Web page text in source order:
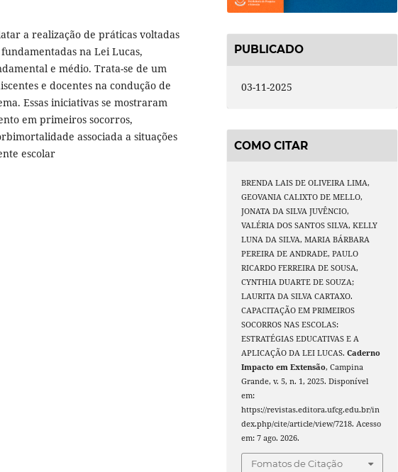
a realização de práticas voltadas
na Lei Lucas,
e médio. Trata-se de um
e docentes na condução de
Essas iniciativas se mostraram
em primeiros socorros,
associada a situações
escolar
PUBLICADO
03-11-2025
COMO CITAR
BRENDA LAIS DE OLIVEIRA LIMA,
GEOVANIA CALIXTO DE MELLO,
JONATA DA SILVA JUVÊNCIO,
VALÉRIA DOS SANTOS SILVA, KELLY
LUNA DA SILVA, MARIA BÁRBARA
PEREIRA DE ANDRADE, PAULO
RICARDO FERREIRA DE SOUSA,
CYNTHIA DUARTE DE SOUZA;
LAURITA DA SILVA CARTAXO.
CAPACITAÇÃO EM PRIMEIROS
SOCORROS NAS ESCOLAS:
ESTRATÉGIAS EDUCATIVAS E A
APLICAÇÃO DA LEI LUCAS.Caderno
Impacto em Extensão, Campina
Grande, v. 5, n. 1, 2025. Disponível
em:
https://revistas.editora.ufcg.edu.br/in
dex.php/cite/article/view/7218. Acesso
em: 7 ago. 2026.
Fomatos de Citação